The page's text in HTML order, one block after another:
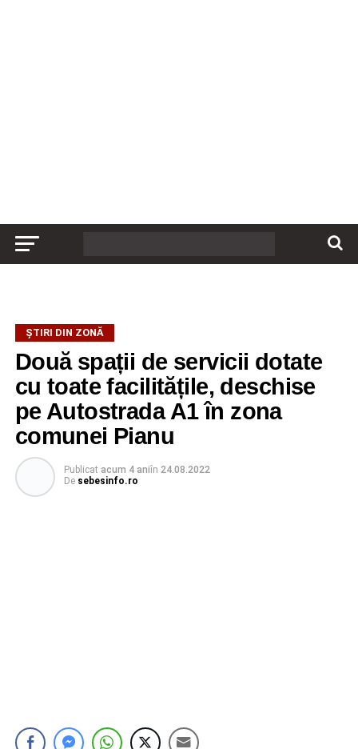
ȘTIRI DIN ZONĂ
Două spații de servicii dotate
cu toate facilitățile, deschise
pe Autostrada A1 în zona
comunei Pianu
Publicat acum 4 aniîn 24.08.2022
De sebesinfo.ro